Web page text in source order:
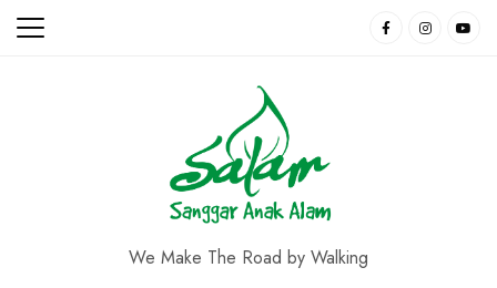
Skip
We Make The Road by Walking